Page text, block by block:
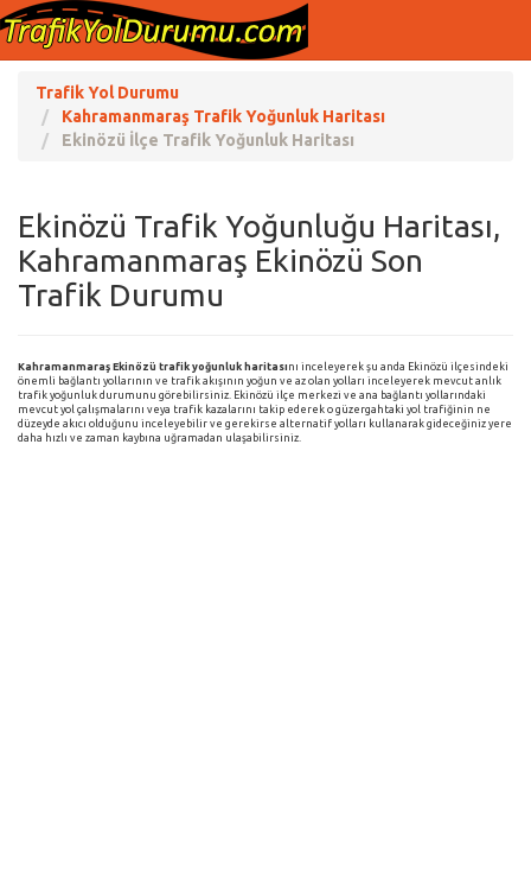
Trafik Yol Durumu
Kahramanmaraş Trafik Yoğunluk Haritası
Ekinözü İlçe Trafik Yoğunluk Haritası
Ekinözü Trafik Yoğunluğu Haritası,
Kahramanmaraş Ekinözü Son
Trafik Durumu
Kahramanmaraş Ekinözü trafik yoğunluk haritası nı inceleyerek şu anda Ekinözü ilçesindeki
önemli bağlantı yollarının ve trafik akışının yoğun ve az olan yolları inceleyerek mevcut anlık
trafik yoğunluk durumunu görebilirsiniz. Ekinözü ilçe merkezi ve ana bağlantı yollarındaki
mevcut yol çalışmalarını veya trafik kazalarını takip ederek o güzergahtaki yol trafiğinin ne
düzeyde akıcı olduğunu inceleyebilir ve gerekirse alternatif yolları kullanarak gideceğiniz yere
daha hızlı ve zaman kaybına uğramadan ulaşabilirsiniz.